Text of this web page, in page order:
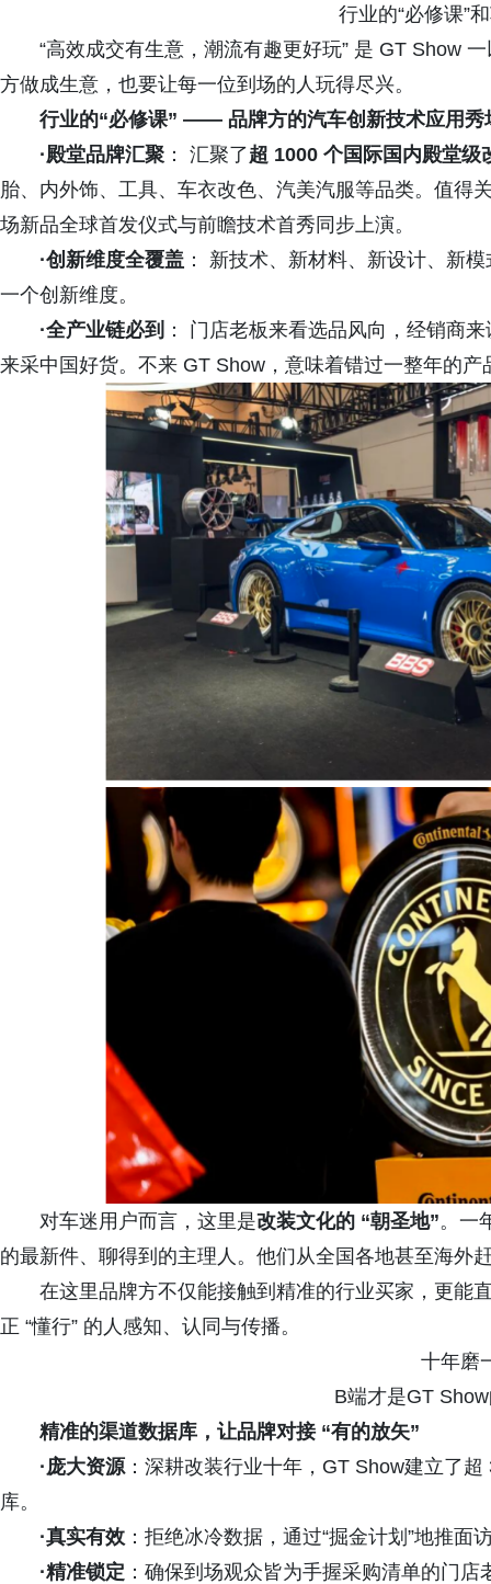
行业的“必修课”
“高效成交有生意，潮流有趣更好玩” 是 GT Show
方做成生意，也要让每一位到场的人玩得尽兴。
行业的“必修课” —— 品牌方的汽车创新技术应用秀
·殿堂品牌汇聚 ： 汇聚了超 1000 个国际国内殿堂级
胎、内外饰、工具、车衣改色、汽美汽服等品类。值
场新品全球首发仪式与前瞻技术首秀同步上演。
·创新维度全覆盖 ： 新技术、新材料、新设计、新
一个创新维度。
·全产业链必到 ： 门店老板来看选品风向，经销商
来采中国好货。不来 GT Show，意味着错过一整年的产
对车迷用户而言，这里是改装文化的 “朝圣地”。一
的最新件、聊得到的主理人。他们从全国各地甚至海外
在这里品牌方不仅能接触到精准的行业买家，更能
正 “懂行” 的人感知、认同与传播。
十年磨
B端才是GT
精准的渠道数据库，让品牌对接 “有的放矢”
·庞大资源：深耕改装行业十年，GT Show建立了
库。
·真实有效 ：拒绝冰冷数据，通过“掘金计划”地推
·精准锁定 ：确保到场观众皆为手握采购清单的门